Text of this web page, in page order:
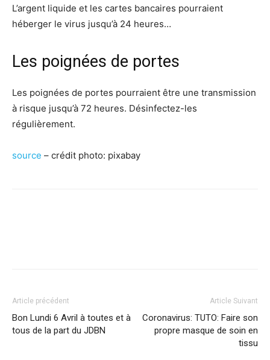
L’argent liquide et les cartes bancaires pourraient
héberger le virus jusqu’à 24 heures…
Les poignées de portes
Les poignées de portes pourraient être une transmission
à risque jusqu’à 72 heures. Désinfectez-les
régulièrement.
source – crédit photo: pixabay
Article précédent
Bon Lundi 6 Avril à toutes et à
tous de la part du JDBN
Article Suivant
Coronavirus: TUTO: Faire son
propre masque de soin en
tissu